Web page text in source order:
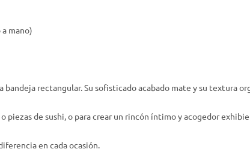
mano)
rectangular. Su sofisticado acabado mate y su textura
piezas de sushi, o para crear un rincón íntimo y acogedor
en cada ocasión.